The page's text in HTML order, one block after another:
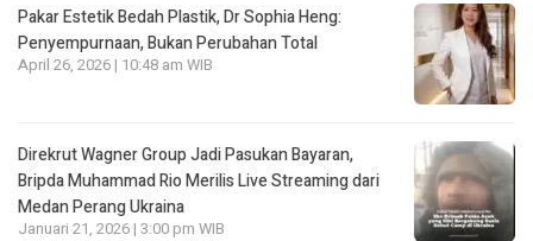
Pakar Estetik Bedah Plastik, Dr Sophia Heng:
Penyempurnaan, Bukan Perubahan Total
April 26, 2026 | 10:48 am WIB
Direkrut Wagner Group Jadi Pasukan Bayaran,
Bripda Muhammad Rio Merilis Live Streaming dari
Medan Perang Ukraina
Januari 21, 2026 | 3:00 pm WIB